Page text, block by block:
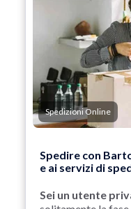
Spedizioni Online
Spedire con
e ai servizi di
Sei un utente